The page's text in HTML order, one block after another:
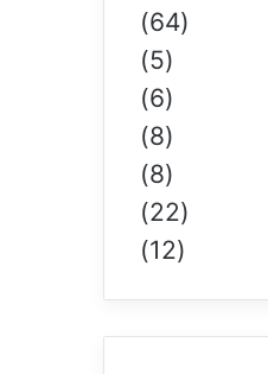
(64)
(5)
(6)
(8)
(8)
(22)
(12)